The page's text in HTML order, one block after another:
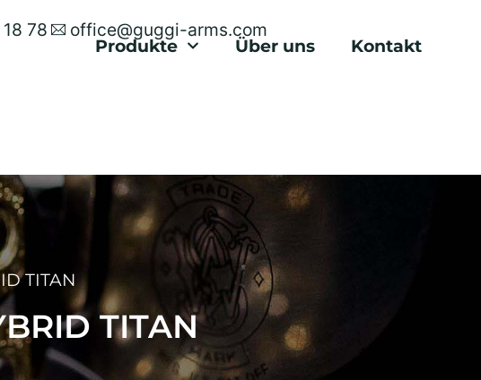
78 office@guggi-arms.com
Produkte Über uns Kontakt
TITAN
TITAN